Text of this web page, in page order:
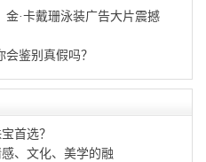
金·卡戴珊泳装广告大片震撼
鉴别真假吗？
首选？
、文化、美学的融